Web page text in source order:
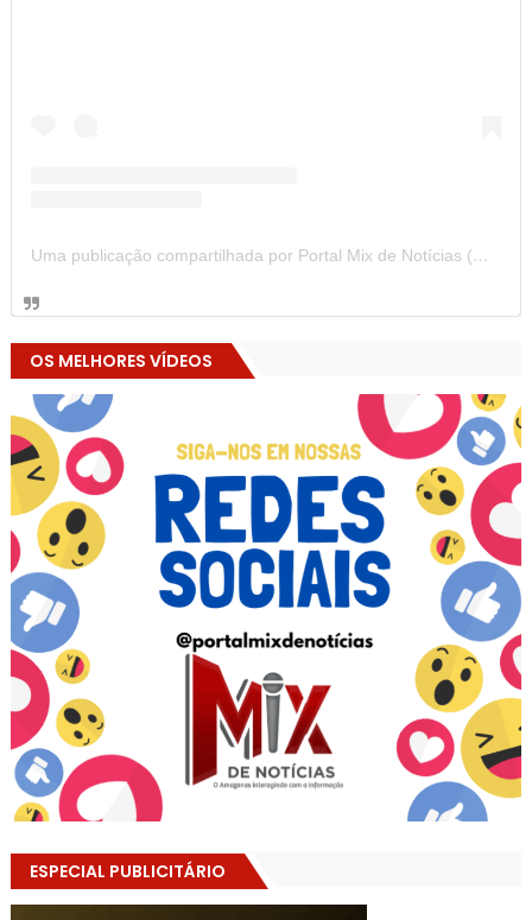
Uma publicação compartilhada por Portal Mix de Notícias (@portalmixdenoticias)
OS MELHORES VÍDEOS
ESPECIAL PUBLICITÁRIO